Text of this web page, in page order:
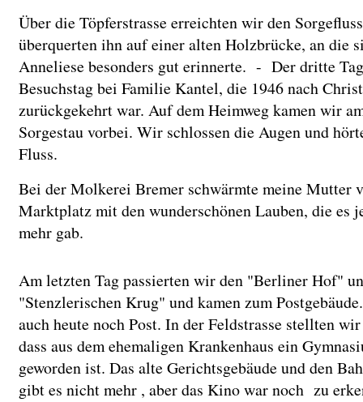
Über die Töpferstrasse erreichten wir den
überquerten ihn auf einer alten Holzbrücke, an die
Anneliese besonders gut erinnerte. - Der dritte
Besuchstag bei Familie Kantel, die 1946 nach
zurückgekehrt war. Auf dem Heimweg kamen wir
Sorgestau vorbei. Wir schlossen die Augen und
Fluss.
Bei der Molkerei Bremer schwärmte meine Mutter
Marktplatz mit den wunderschönen Lauben, die es
mehr gab.
Am letzten Tag passierten wir den "Berliner Hof"
"Stenzlerischen Krug" und kamen zum
auch heute noch Post. In der Feldstrasse stellten
dass aus dem ehemaligen Krankenhaus ein
geworden ist. Das alte Gerichtsgebäude und den
gibt es nicht mehr , aber das Kino war noch zu